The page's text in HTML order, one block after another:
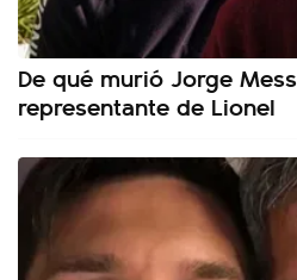
De qué murió Jorge
representante de Lionel